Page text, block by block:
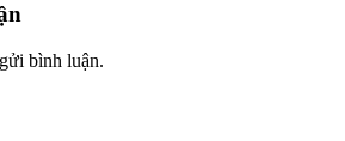
bình luận.